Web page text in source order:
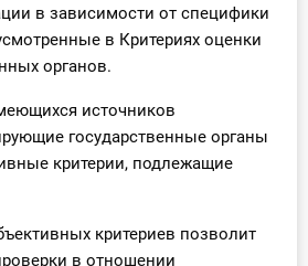
в зависимости от специфики
в Критериях оценки
органов.
источников
государственные органы
критерии, подлежащие
критериев позволит
в отношении